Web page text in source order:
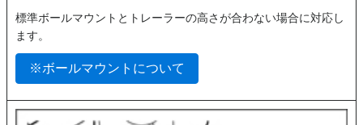
標準ボールマウントとトレーラーの高さが合わない場合に対応し
ます。
※ボールマウントについて